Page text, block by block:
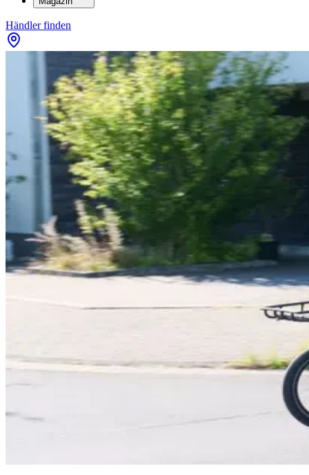
Händler finden